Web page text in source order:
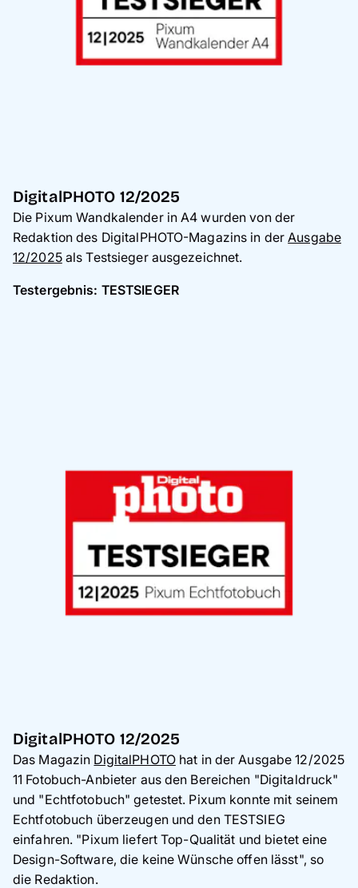
DigitalPHOTO 12/2025
Die Pixum Wandkalender in A4 wurden von der
Redaktion des DigitalPHOTO-Magazins in derAusgabe
12/2025als Testsieger ausgezeichnet.
Testergebnis: TESTSIEGER
DigitalPHOTO 12/2025
Das Magazin DigitalPHOTOhat in der Ausgabe 12/2025
11 Fotobuch-Anbieter aus den Bereichen "Digitaldruck"
und "Echtfotobuch" getestet. Pixum konnte mit seinem
Echtfotobuch überzeugen und den TESTSIEG
einfahren. "Pixum liefert Top-Qualität und bietet eine
Design-Software, die keine Wünsche offen lässt", so
die Redaktion.